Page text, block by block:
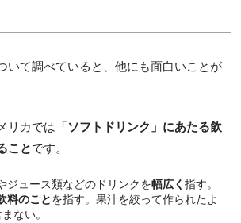
いて調べていると、他にも面白いことが
リカでは 「ソフトドリンク」にあたる飲
ことです。
ジュース類などのドリンクを幅広く 指す。
料のことを指す。果汁を絞って作られたよ
ない。